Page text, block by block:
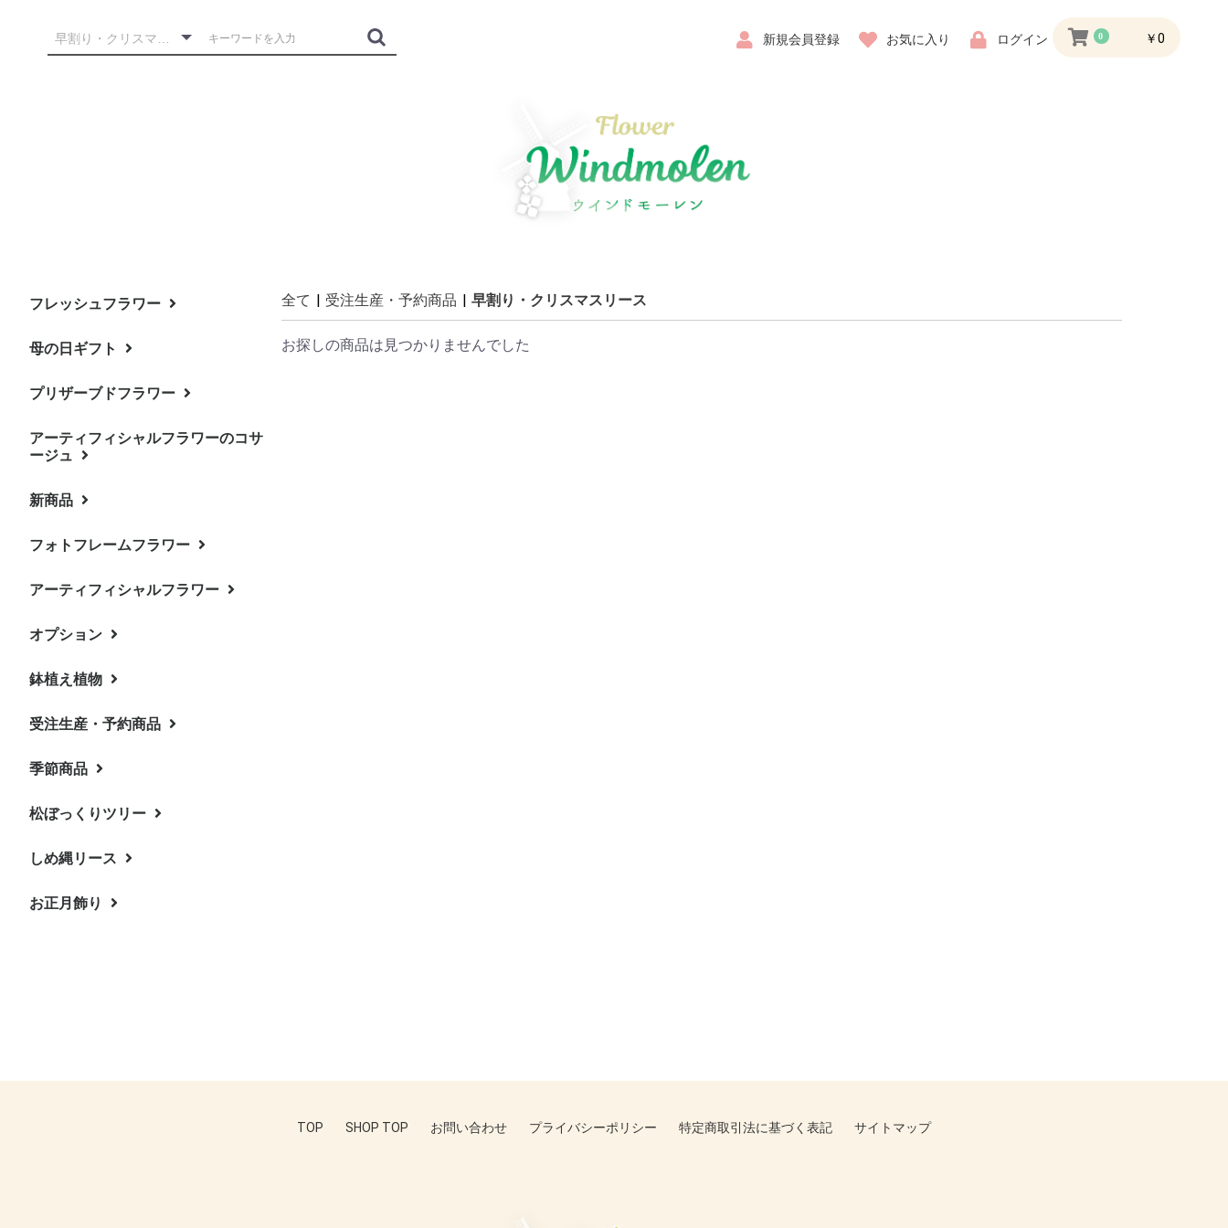
新規会員登録 お気に入り ログイン 0 ￥0
フレッシュフラワー
スタンド花
アレンジメント
花束
母の日ギフト
プリザーブドフラワー
プリザーブドフラワーアレン
ジメント
松ぼっくりツリー・完成品
BOXフラワー・ミニ・スワロ
フスキー入り
BOXフラワー・小
BOXフラワー・大
バトンアレンジ
トレジャーボックス
フォトフレーム
お仏花・器付き
フォトフレーム
プロフーモ/プロフーモ・ルー
チェ
リース
アーティフィシャルフラワーのコサ
ージュ
パープル系コサージュ
ピンク系コサージュ
ラナンキュラスのコサージュ
バラのコサージュ
桜コサージュ
新商品
フォトフレームフラワー
アーティフィシャルフラワー
しめ縄リース
オプション
鉢植え植物
受注生産・予約商品
早割り・クリスマスリース・
早割り・クリスマスリース
季節商品
クリスマスリース・キット
松ぼっくりツリー・キット
クリスマスリース（プリザー
クリスマスミニツリー（プリ
生のグリーンのクリスマスリ
松ぼっくりツリー
しめ縄リース
お正月飾り
全て | 受注生産・予約商品 | 早割り・クリスマスリース
お探しの商品は見つかりませんでした
TOP SHOP TOP お問い合わせ プライバシーポリシー 特定商取引法に基づく表記 サイトマップ